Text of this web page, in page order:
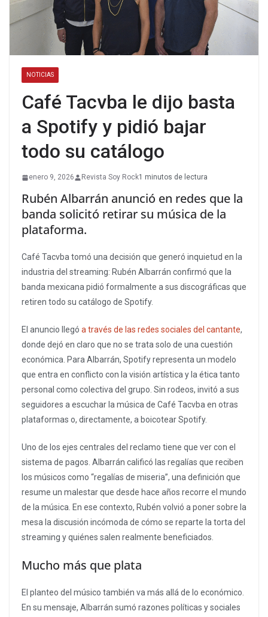
NOTICIAS
Café Tacvba le dijo basta
a Spotify y pidió bajar
todo su catálogo
enero 9, 2026 Revista Soy Rock1 minutos de lectura
Rubén Albarrán anunció en redes que la
banda solicitó retirar su música de la
plataforma.
Café Tacvba tomó una decisión que generó inquietud en la
industria del streaming: Rubén Albarrán confirmó que la
banda mexicana pidió formalmente a sus discográficas que
retiren todo su catálogo de Spotify.
El anuncio llegó a través de las redes sociales del cantante,
donde dejó en claro que no se trata solo de una cuestión
económica. Para Albarrán, Spotify representa un modelo
que entra en conflicto con la visión artística y la ética tanto
personal como colectiva del grupo. Sin rodeos, invitó a sus
seguidores a escuchar la música de Café Tacvba en otras
plataformas o, directamente, a boicotear Spotify.
Uno de los ejes centrales del reclamo tiene que ver con el
sistema de pagos. Albarrán calificó las regalías que reciben
los músicos como “regalías de miseria”, una definición que
resume un malestar que desde hace años recorre el mundo
de la música. En ese contexto, Rubén volvió a poner sobre la
mesa la discusión incómoda de cómo se reparte la torta del
streaming y quiénes salen realmente beneficiados.
Mucho más que plata
El planteo del músico también va más allá de lo económico.
En su mensaje, Albarrán sumó razones políticas y sociales